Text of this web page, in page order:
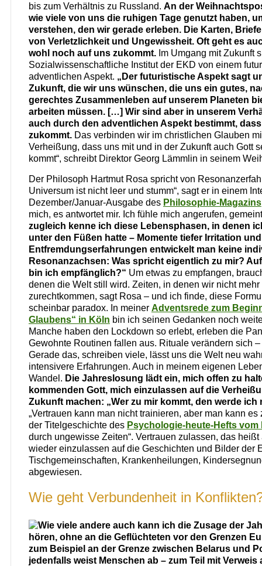
bis zum Verhältnis zu Russland. An der
wie viele von uns die ruhigen Tage genutzt haben,
verstehen, den wir gerade erleben. Die Karten,
von Verletzlichkeit und Ungewissheit. Oft geht es
wohl noch auf uns zukommt.Im Umgang mit Zukunft
Sozialwissenschaftliche Institut der EKD von einem
adventlichen Aspekt. „Der futuristische Aspekt sagt
Zukunft, die wir uns wünschen, die uns ein gutes,
gerechtes Zusammenleben auf unserem Planeten
arbeiten müssen. […] Wir sind aber in unserem
auch durch den adventlichen Aspekt bestimmt,
zukommt.Das verbinden wir im christlichen Glauben
Verheißung, dass uns mit und in der Zukunft auch Gott
kommt“, schreibt Direktor Georg Lämmlin in seinem
Der Philosoph Hartmut Rosa spricht von
Universum ist nicht leer und stumm“, sagt er in einem
Dezember/Januar-Ausgabe des Philosophie-Magazins
mich, es antwortet mir. Ich fühle mich angerufen,
zugleich kenne ich diese Lebensphasen, in denen
unter den Füßen hatte – Momente tiefer Irritation
Entfremdungserfahrungen entwickelt man keine
Resonanzachsen: Was spricht eigentlich zu mir?
bin ich empfänglich?“ Um etwas zu empfangen,
denen die Welt still wird. Zeiten, in denen wir nicht mehr
zurechtkommen, sagt Rosa – und ich finde, diese
scheinbar paradox. In meiner Adventsrede zum
Glaubens“ in Köln bin ich seinen Gedanken noch
Manche haben den Lockdown so erlebt, erleben die
Gewohnte Routinen fallen aus. Rituale verändern sich
Gerade das, schreiben viele, lässt uns die Welt neu
intensivere Erfahrungen. Auch in meinem eigenen
Wandel. Die Jahreslosung lädt ein, mich offen zu
kommenden Gott, mich einzulassen auf die
Zukunft machen: „Wer zu mir kommt, den werde ich
„Vertrauen kann man nicht trainieren, aber man kann es
der Titelgeschichte des Psychologie-heute-Hefts vom
durch ungewisse Zeiten“. Vertrauen zulassen, das
wieder einzulassen auf die Geschichten und Bilder der
Tischgemeinschaften, Krankenheilungen,
abgewiesen.
Wie geht Verbundenheit in
Wie viele andere auch kann ich die Zusage der
hören, ohne an die Geflüchteten vor den Grenzen
zum Beispiel an der Grenze zwischen Belarus und
jedenfalls weist Menschen ab – zum Teil mit Verweis